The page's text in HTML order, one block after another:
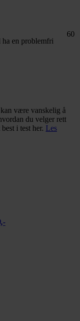
en problemfri
60
være vanskelig å
du velger rett
i test her. Les